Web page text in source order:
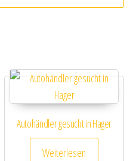
Autohändler gesucht in Hager
Weiterlesen